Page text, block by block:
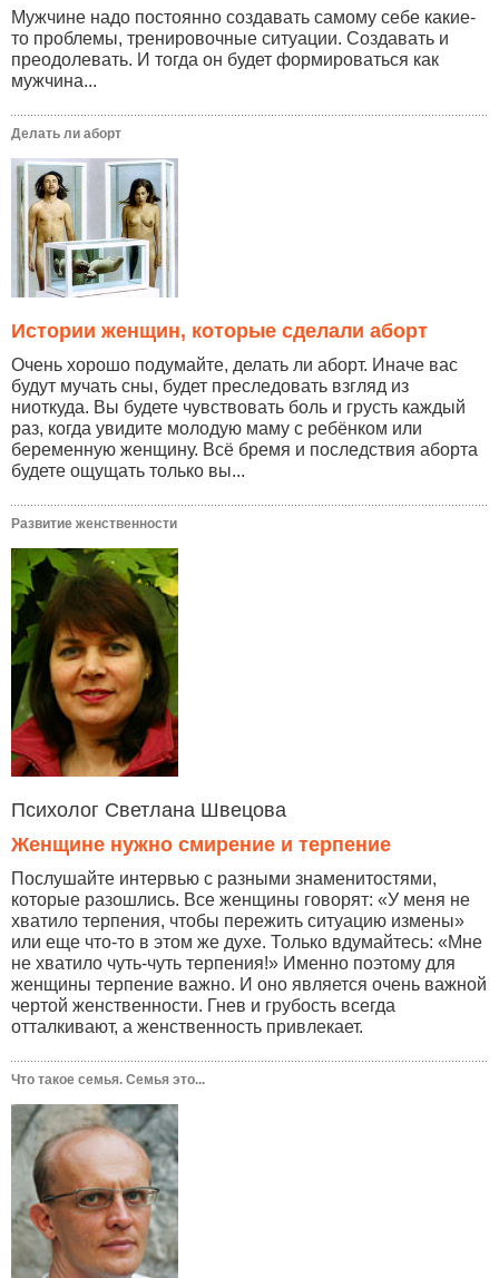
Мужчине надо постоянно создавать самому себе какие-
то проблемы, тренировочные ситуации. Создавать и
преодолевать. И тогда он будет формироваться как
мужчина...
Делать ли аборт
Истории женщин, которые сделали аборт
Очень хорошо подумайте, делать ли аборт. Иначе вас
будут мучать сны, будет преследовать взгляд из
ниоткуда. Вы будете чувствовать боль и грусть каждый
раз, когда увидите молодую маму с ребёнком или
беременную женщину. Всё бремя и последствия аборта
будете ощущать только вы...
Развитие женственности
Психолог Светлана Швецова
Женщине нужно смирение и терпение
Послушайте интервью с разными знаменитостями,
которые разошлись. Все женщины говорят: «У меня не
хватило терпения, чтобы пережить ситуацию измены»
или еще что-то в этом же духе. Только вдумайтесь: «Мне
не хватило чуть-чуть терпения!» Именно поэтому для
женщины терпение важно. И оно является очень важной
чертой женственности. Гнев и грубость всегда
отталкивают, а женственность привлекает.
Что такое семья. Семья это...